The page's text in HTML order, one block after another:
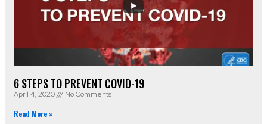
6 STEPS TO PREVENT COVID-19
April 4, 2020 No Comments
Read More »